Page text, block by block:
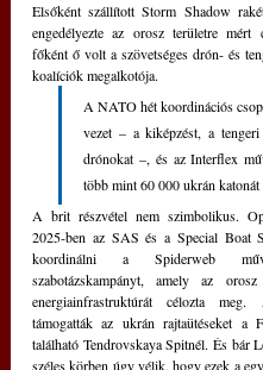
Elsőként szállított Storm Shadow
engedélyezte az orosz területre mért
főként ő volt a szövetséges drón- és
koalíciók megalkotója.
A NATO hét koordinációs
vezet – a kiképzést, a
drónokat –, és az Interflex
több mint 60 000 ukrán katonát
A brit részvétel nem szimbolikus.
2025-ben az SAS és a Special Boat
koordinálni a Spiderweb
szabotázskampányt, amely az
energiainfrastruktúrát célozta
támogatták az ukrán rajtaütéseket a
található Tendrovskaya Spitnél. És bár
széles körben úgy vélik, hogy ezek a